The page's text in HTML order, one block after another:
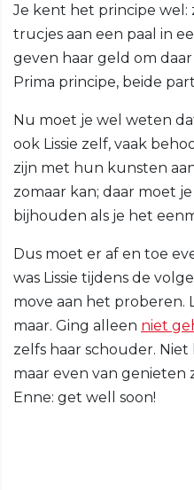
Je kent het principe wel:
trucjes aan een paal in
geven haar geld om
Prima principe, beide
Nu moet je wel weten
ook Lissie zelf, vaak
zijn met hun kunsten
zomaar kan; daar moet
bijhouden als je het
Dus moet er af en toe
was Lissie tijdens de
move aan het proberen.
maar. Ging alleen niet
zelfs haar schouder. Niet
maar even van
Enne: get well soon!